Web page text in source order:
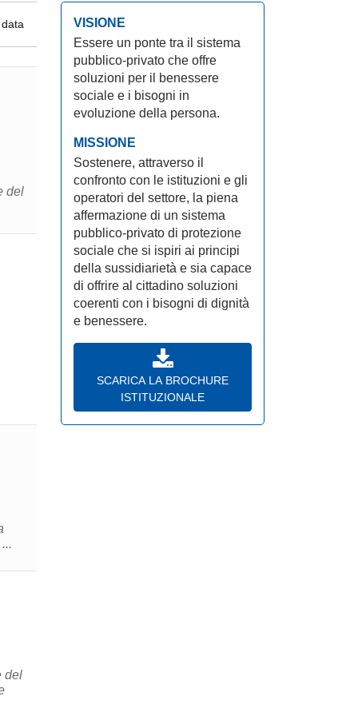
del
VISIONE
Essere un ponte tra il sistema
pubblico-privato che offre
soluzioni per il benessere
sociale e i bisogni in
evoluzione della persona.
MISSIONE
Sostenere, attraverso il
confronto con le istituzioni e gli
operatori del settore, la piena
affermazione di un sistema
pubblico-privato di protezione
sociale che si ispiri ai principi
della sussidiarietà e sia capace
di offrire al cittadino soluzioni
coerenti con i bisogni di dignità
e benessere.
SCARICA LA BROCHURE
ISTITUZIONALE